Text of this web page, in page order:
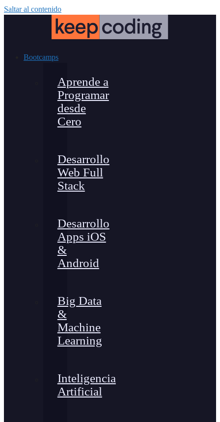
Saltar al contenido
Bootcamps
Aprende a
Programar
desde
Cero
Desarrollo
Web Full
Stack
Desarrollo
Apps iOS
&
Android
Big Data
&
Machine
Learning
Inteligencia
Artificial